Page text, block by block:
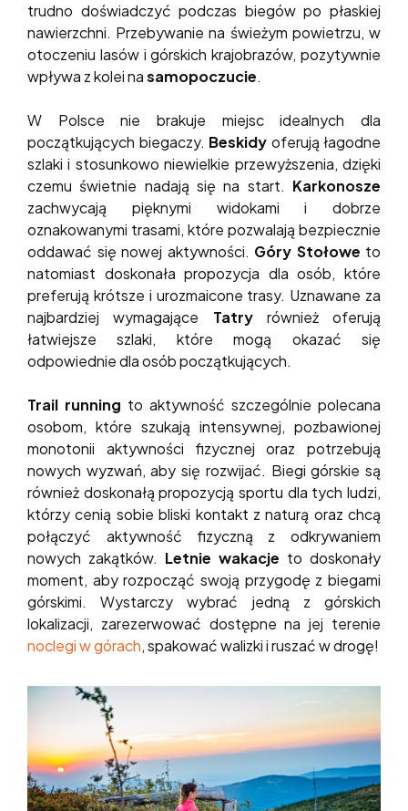
trudno doświadczyć podczas biegów po płaskiej
nawierzchni. Przebywanie na świeżym powietrzu, w
otoczeniu lasów i górskich krajobrazów, pozytywnie
wpływa z kolei nasamopoczucie.
W Polsce nie brakuje miejsc idealnych dla
początkujących biegaczy. Beskidy oferują łagodne
szlaki i stosunkowo niewielkie przewyższenia, dzięki
czemu świetnie nadają się na start. Karkonosze
zachwycają pięknymi widokami i dobrze
oznakowanymi trasami, które pozwalają bezpiecznie
oddawać się nowej aktywności. Góry Stołowe to
natomiast doskonała propozycja dla osób, które
preferują krótsze i urozmaicone trasy. Uznawane za
najbardziej wymagające Tatryrównież oferują
łatwiejsze szlaki, które mogą okazać się
odpowiednie dla osób początkujących.
Trail running to aktywność szczególnie polecana
osobom, które szukają intensywnej, pozbawionej
monotonii aktywności fizycznej oraz potrzebują
nowych wyzwań, aby się rozwijać. Biegi górskie są
również doskonałą propozycją sportu dla tych ludzi,
którzy cenią sobie bliski kontakt z naturą oraz chcą
połączyć aktywność fizyczną z odkrywaniem
nowych zakątków. Letnie wakacje to doskonały
moment, aby rozpocząć swoją przygodę z biegami
górskimi. Wystarczy wybrać jedną z górskich
lokalizacji, zarezerwować dostępne na jej terenie
noclegi w górach, spakować walizki i ruszać w drogę!